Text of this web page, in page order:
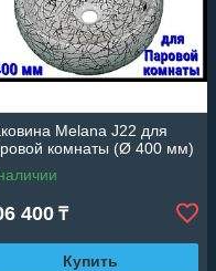
Melana J22 для
комнаты (Ø 400 мм)
400 ₸
Купить